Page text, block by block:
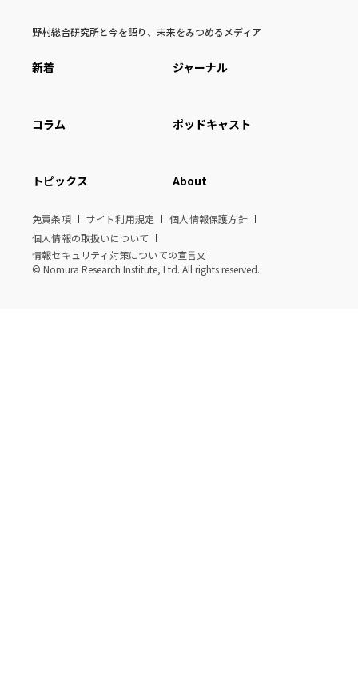
野村総合研究所と今を語り、未来をみつめるメディア
新着 ジャーナル
コラム ポッドキャスト
トピックス About
免責条項 サイト利用規定
個人情報保護方針
個人情報の取扱いについて
情報セキュリティ対策についての宣言文
© Nomura Research Institute, Ltd. All rights reserved.